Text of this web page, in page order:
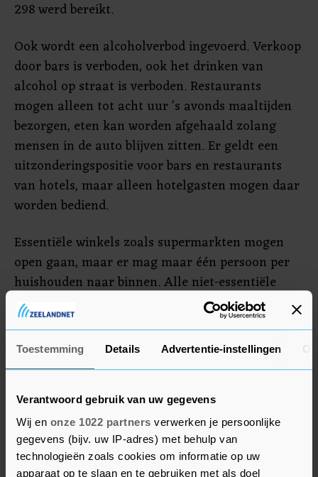
Toestemming Details Advertentie-instellingen
Verantwoord gebruik van uw gegevens
Wij en onze 1022 partners verwerken je persoonlijke
gegevens (bijv. uw IP-adres) met behulp van
technologieën zoals cookies om informatie op uw
apparaat op te slaan en te gebruiken met als doel
298 werd bereikt.
Ook wordt een alcoholverbod ingevoerd. Verkoop
door bars is verboden, ook het drinken van
alcohol op straat is verboden. Restaurants
mogen alleen tot acht uur ’s avonds maaltijden
bezorgen, eten kan worden afgehaald zolang
mensen in de auto blijven zitten. Er geldt een
uitzonderingspositie voor bars en restaurants
van hotels, maar alleen hotelgasten mogen daar
worden bediend.
Essentiële winkels zoals supermarkten mogen
open gaan, maar er mag maar één persoon per
huishouden naar binnen. Alle niet-essentiële
winkels moeten dicht blijven. De scholen moeten
dicht blijven tot 12 april. Leerlingen kunnen
volgens Rijna digitaal onderwijs volgen. Ook
crèches moeten dicht. Verder heeft de
moskeeën en andere religieuze organisaties
gedaan om dicht te blijven tot de situatie weer is
verbeterd en religieuze diensten bijvoorbeeld
digitaal te houden.